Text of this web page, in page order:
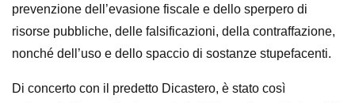
prevenzione dell’evasione fiscale e dello sperpero di
risorse pubbliche, delle falsificazioni, della contraffazione,
nonché dell’uso e dello spaccio di sostanze stupefacenti.
Di concerto con il predetto Dicastero, è stato così